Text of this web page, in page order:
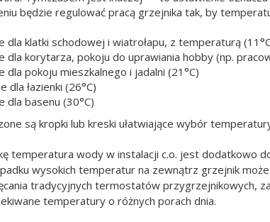
będzie regulować pracą grzejnika tak, by
klatki schodowej i wiatrołapu, z temperaturą
korytarza, pokoju do uprawiania hobby (np.
pokoju mieszkalnego i jadalni (21°C)
łazienki (26°C)
basenu (30°C)
są kropki lub kreski ułatwiające wybór
temperatura wody w instalacji c.o. jest dodatkowo
wysokich temperatur na zewnątrz grzejnik
tradycyjnych termostatów przygrzejnikowych,
temperatury o różnych porach dnia.